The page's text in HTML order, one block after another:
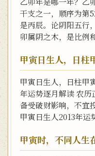
干支之一，顺序为第
是丙辰。论阴阳五行
卯属阴之木，是比例
甲寅日生人，日柱
甲寅日生人，日柱甲
年运势逐月解读 农历
备受破财影响，不宜
甲寅日生人2013年运
甲寅时，不同人生